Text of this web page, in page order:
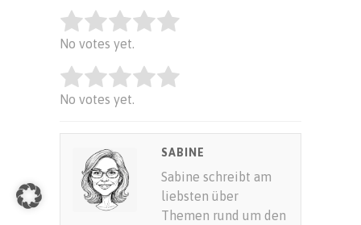
SUBMIT RATING
Rate this item:
SUBMIT RATING
No votes yet.
Rate this item:
SUBMIT RATING
No votes yet.
SABINE
Sabine schreibt am
liebsten über
Themen rund um den